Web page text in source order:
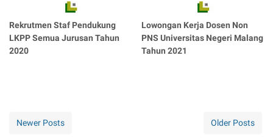
Rekrutmen Staf Pendukung
LKPP Semua Jurusan Tahun
2020
Lowongan Kerja Dosen Non
PNS Universitas Negeri Malang
Tahun 2021
Newer Posts Older Posts